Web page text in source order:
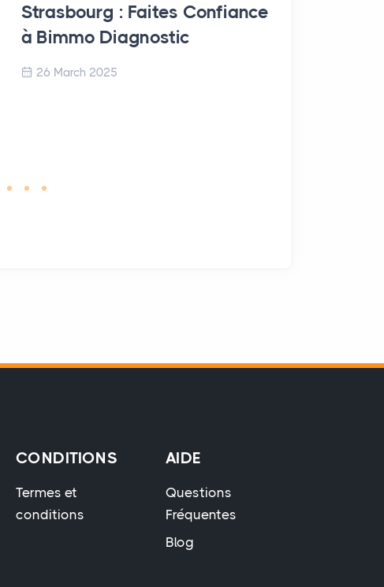
Strasbourg : Faites Confiance
à Bimmo Diagnostic
26 March 2025
CONDITIONS
Termes et
conditions
AIDE
Questions
Fréquentes
Blog